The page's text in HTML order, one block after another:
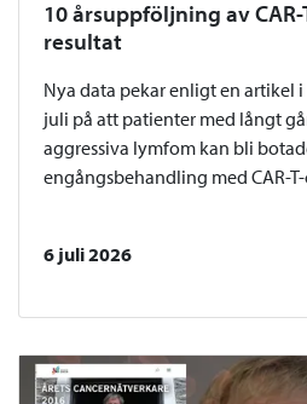
10 årsuppföljning av
resultat
Nya data pekar enligt en artikel
juli på att patienter med långt
aggressiva lymfom kan bli
engångsbehandling med CAR-
6 juli 2026